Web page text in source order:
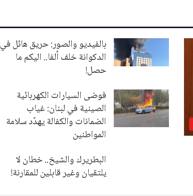
بالفيديو والصور: حريق هائل في
الدكوانة خلف ألفا.. اليكم ما
حصل!
فوضى السيارات الكهربائية
الصينية في لبنان: غياب
الضمانات والكفالة يهدّد سلامة
المواطنين
البطريرك والشيخ.. خطان لا
يلتقيان وغير قابلين للمقارنة!